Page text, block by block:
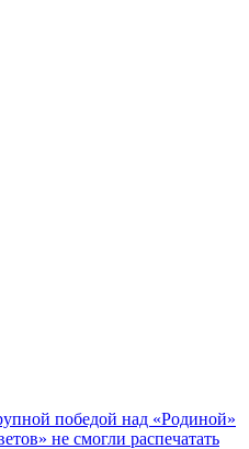
победой над «Родиной»
не смогли распечатать